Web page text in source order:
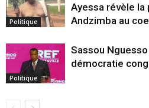
Politique
Ayessa révèle
Andzimba au
Politique
Sassou
démocratie